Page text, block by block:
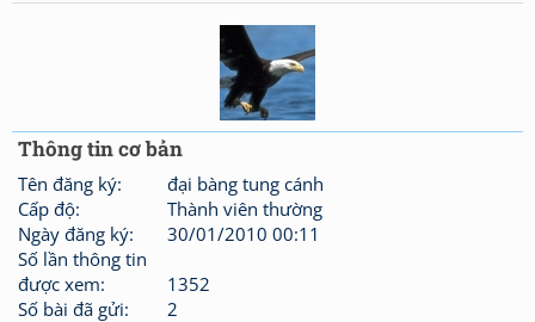
Thông tin cơ bản
Tên đăng ký:
đại bàng tung cánh
Cấp độ:
Thành viên thường
Ngày đăng ký:
30/01/2010 00:11
Số lần thông tin
được xem:
1352
Số bài đã gửi:
2